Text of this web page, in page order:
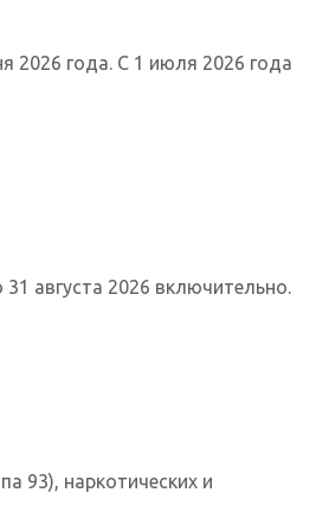
2026 года. С 1 июля 2026 года
августа 2026 включительно.
93), наркотических и